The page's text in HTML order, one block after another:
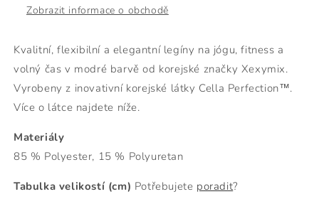
Zobrazit informace o obchodě
Kvalitní, flexibilní a elegantní legíny na jógu, fitness a
volný čas v modré barvě od korejské značky Xexymix.
Vyrobeny z inovativní korejské látky Cella Perfection™.
Více o látce najdete níže.
Materiály
85 % Polyester, 15 % Polyuretan
Tabulka velikostí (cm) Potřebujete poradit?